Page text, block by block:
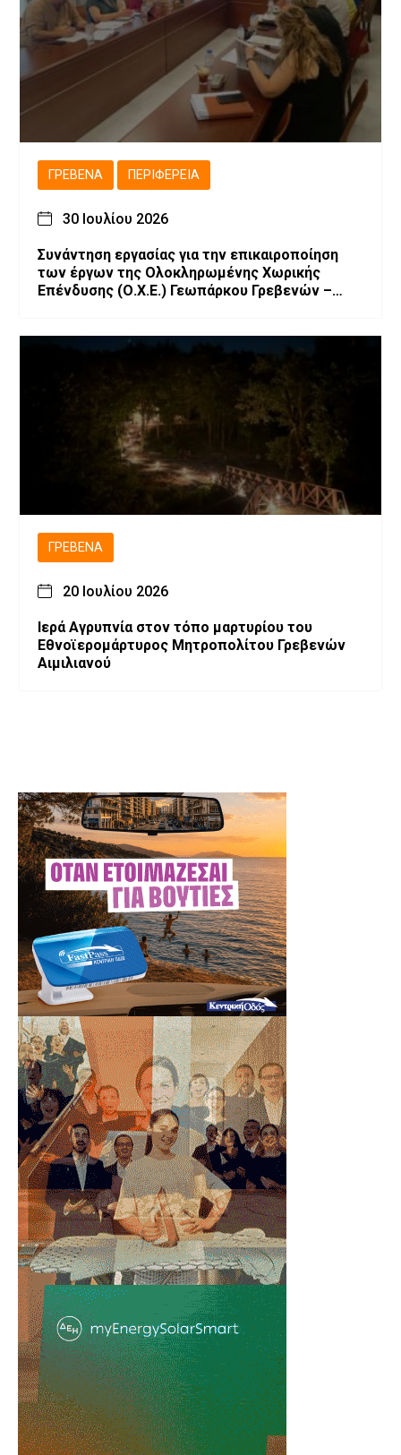
ΓΡΕΒΕΝΆ ΠΕΡΙΦΈΡΕΙΑ
30 Ιουλίου 2026
Συνάντηση εργασίας για την επικαιροποίηση
των έργων της Ολοκληρωμένης Χωρικής
Επένδυσης (Ο.Χ.Ε.) Γεωπάρκου Γρεβενών –
ΓΡΕΒΕΝΆ
20 Ιουλίου 2026
Ιερά Αγρυπνία στον τόπο μαρτυρίου του
Εθνοϊερομάρτυρος Μητροπολίτου Γρεβενών
Αιμιλιανού